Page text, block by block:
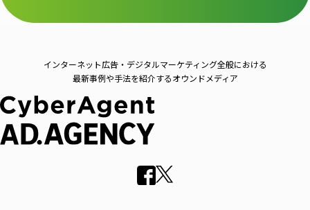
インターネット広告・デジタルマーケティング全般における
最新事例や手法を紹介するオウンドメディア